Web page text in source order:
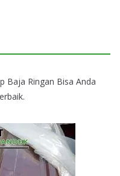
Baja Ringan Bisa Anda